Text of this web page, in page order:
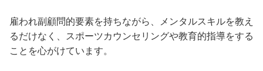
雇われ副顧問的要素を持ちながら、メンタルスキルを教え
るだけなく、スポーツカウンセリングや教育的指導をする
ことを心がけています。